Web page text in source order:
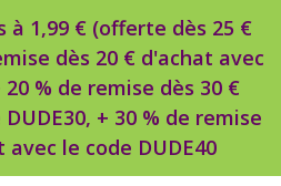
à 1,99 € (offerte dès 25 €
dès 20 € d'achat avec
20 % de remise dès 30 €
+ 30 % de remise
avec le code DUDE40